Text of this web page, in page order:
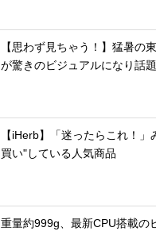
【思わず見ちゃう！】猛暑の
が驚きのビジュアルになり話
【iHerb】「迷ったらこれ！」
買い"している人気商品
重量約999g、最新CPU搭載の